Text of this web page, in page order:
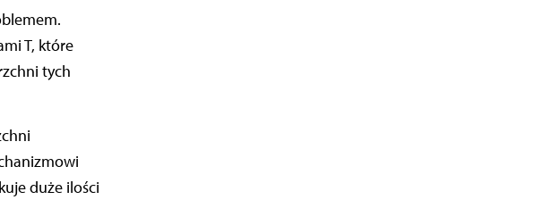
T, które
tych
duże ilości